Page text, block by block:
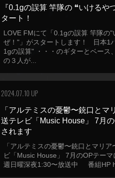
『0.1gの誤算 竿隊の ❝いけるや
タート！
LOVE FMにて「0.1gの誤算 竿隊の"
ぜ！"」がスタートします！ 日本1
1gの誤算" ・・・のギターとベース
の３人が...
2024.07.10 UP
「アルテミスの憂鬱〜銃口とマ
送テレビ「Music House」 7月
されます
「アルテミスの憂鬱〜銃口とマリ
ビ「Music House」 7月のOPテー
週日曜深夜1:30〜放送中 番組HP